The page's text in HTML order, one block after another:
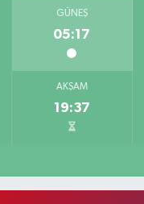
GÜNEŞ
05:17
AKŞAM
19:37